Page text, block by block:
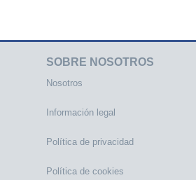
SOBRE NOSOTROS
Nosotros
Información legal
Política de privacidad
Política de cookies